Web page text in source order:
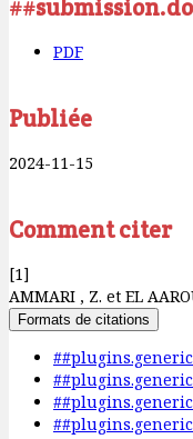
PDF
Publiée
2024-11-15
Comment citer
[1]
AMMARI , Z. et EL
Formats de citations